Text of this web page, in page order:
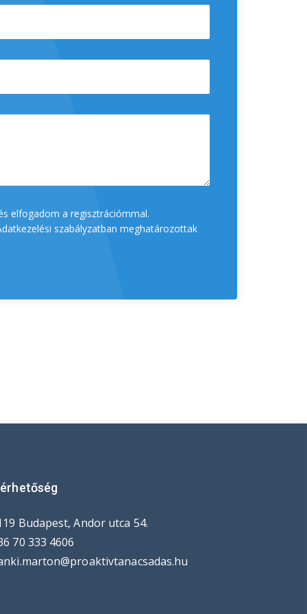
elfogadom a regisztrációmmal.
szabályzatban meghatározottak
Budapest, Andor utca 54.
70 333 4606